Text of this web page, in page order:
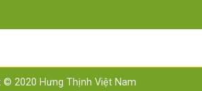
© 2020 Hưng Thịnh Việt Nam